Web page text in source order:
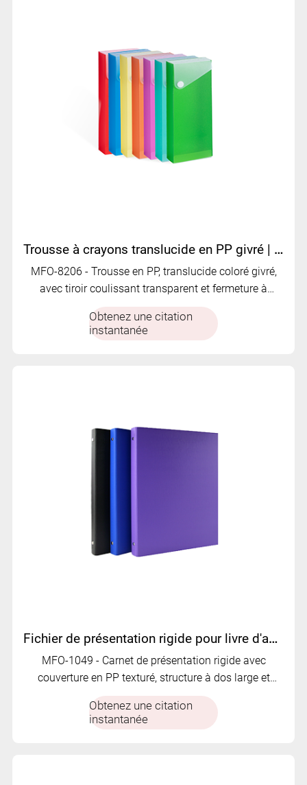
Trousse à crayons translucide en PP givré | MFO-8206
MFO-8206 - Trousse en PP, translucide coloré givré,
avec tiroir coulissant transparent et fermeture à
rangement de la papeterie
Obtenez une citation
instantanée
Fichier de présentation rigide pour livre d'affichage couvert en PP| MFO-1049
MFO-1049 - Carnet de présentation rigide avec
couverture en PP texturé, structure à dos large et
structuré et conçu pour un orgue de documents haut
Obtenez une citation
instantanée